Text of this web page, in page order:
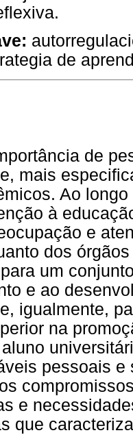
de
de
mais
Ao
à
e
dos
um
e ao
igualmente,
na
pessoais
e
que